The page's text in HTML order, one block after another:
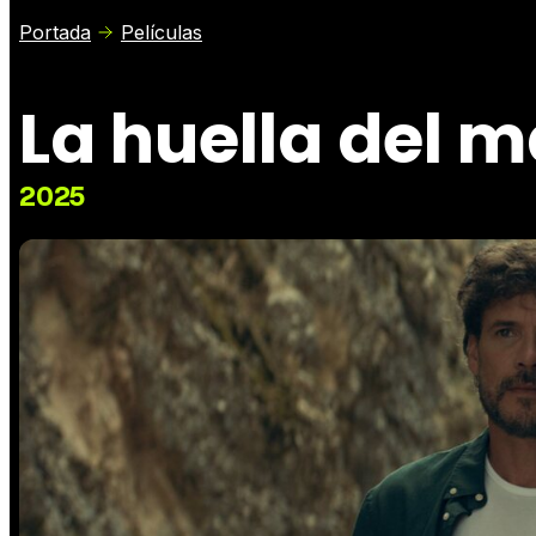
Portada Películas
La huella del
2025